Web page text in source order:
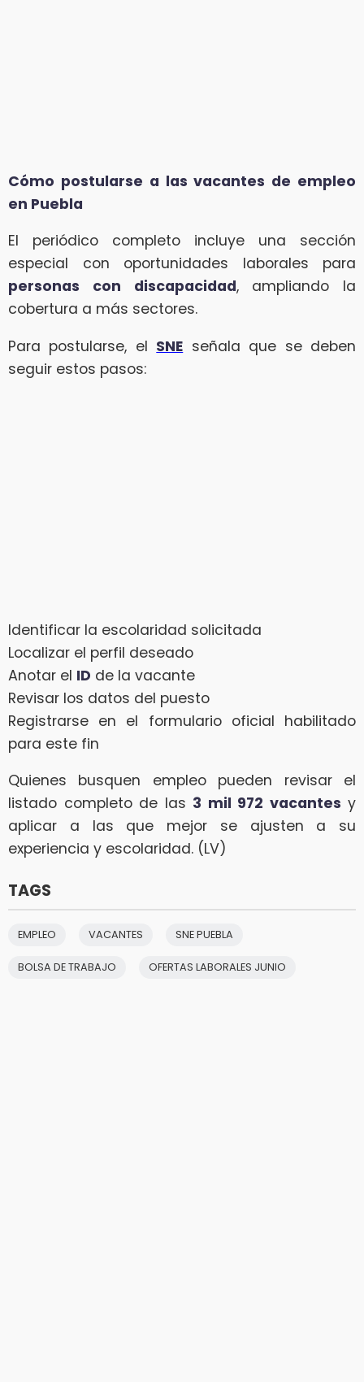
Cómo postularse a las vacantes de empleo
en Puebla
El periódico completo incluye una sección
especial con oportunidades laborales para
personas con discapacidad, ampliando la
cobertura a más sectores.
Para postularse, el SNE señala que se deben
seguir estos pasos:
Identificar la escolaridad solicitada
Localizar el perfil deseado
Anotar el ID de la vacante
Revisar los datos del puesto
Registrarse en el formulario oficial habilitado
para este fin
Quienes busquen empleo pueden revisar el
listado completo de las 3 mil 972 vacantes y
aplicar a las que mejor se ajusten a su
experiencia y escolaridad. (LV)
TAGS
EMPLEO VACANTES SNE PUEBLA
BOLSA DE TRABAJO OFERTAS LABORALES JUNIO